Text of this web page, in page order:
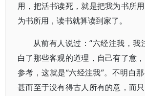
用，把活书读死，就是把我为书所
为书所用，读书就算读到家了。
从前有人说过：“六经注我，我
白了那些客观的道理，自己有了意
参考，这就是“六经注我”。不明白
甚而至于没有得古人所有的意，而